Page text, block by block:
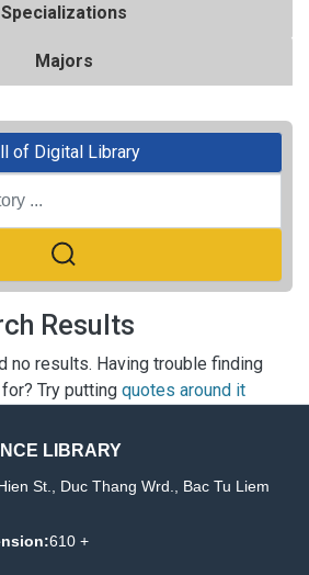
Specializations
Majors
of Digital Library
Results
no results. Having trouble finding
Try putting quotes around it
LIBRARY
St., Duc Thang Wrd., Bac Tu Liem
610 +